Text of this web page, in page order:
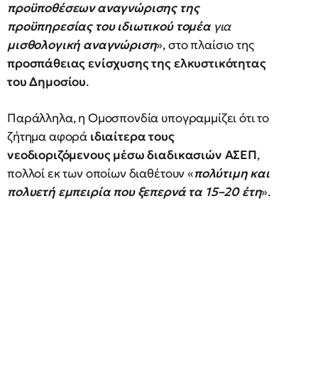
προϋποθέσεων αναγνώρισης της
προϋπηρεσίας του ιδιωτικού τομέαγια
μισθολογική αναγνώριση», στο πλαίσιο της
προσπάθειας ενίσχυσης της ελκυστικότητας
του Δημοσίου.
Παράλληλα, η Ομοσπονδία υπογραμμίζει ότι το
ζήτημα αφορά ιδιαίτερα τους
νεοδιοριζόμενους μέσω διαδικασιών ΑΣΕΠ,
πολλοί εκ των οποίων διαθέτουν «πολύτιμη και
πολυετή εμπειρία που ξεπερνά τα 15–20 έτη».